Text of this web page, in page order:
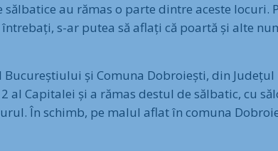
au rămas o parte dintre aceste locuri.
s-ar putea să aflați că poartă și alte
și Comuna Dobroiești, din
al Capitalei și a rămas destul de sălbatic, cu
În schimb, pe malul aflat în comuna